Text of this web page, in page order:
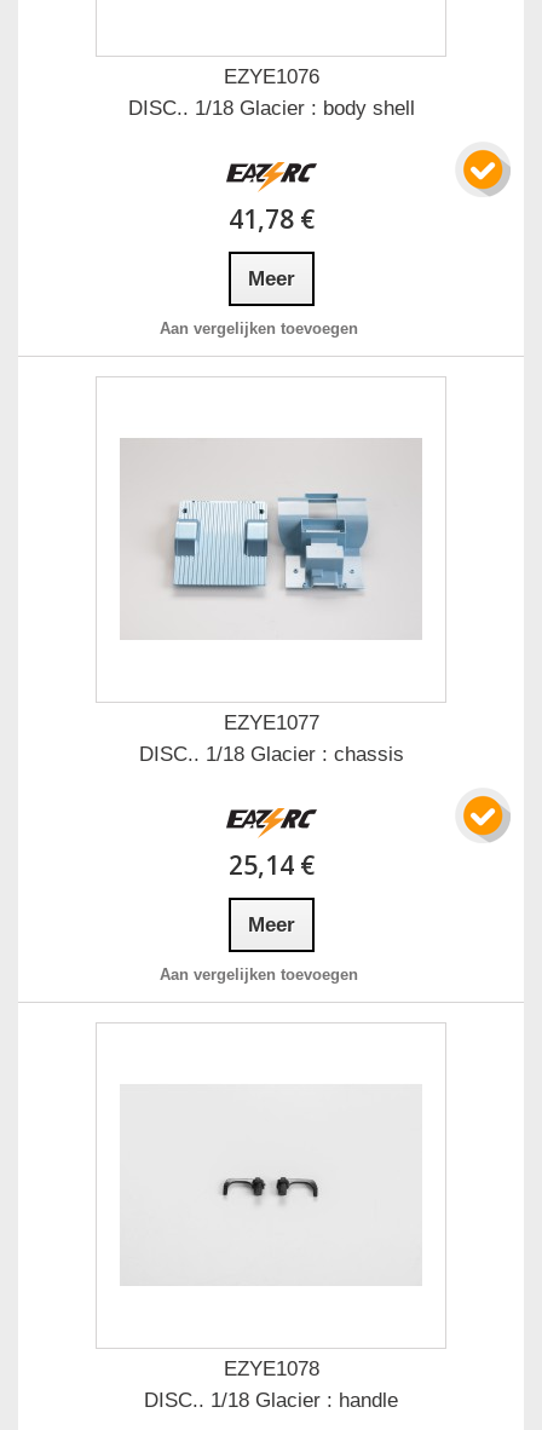
EZYE1076
DISC.. 1/18 Glacier : body shell
41,78 €
Meer
Aan vergelijken toevoegen
EZYE1077
DISC.. 1/18 Glacier : chassis
25,14 €
Meer
Aan vergelijken toevoegen
EZYE1078
DISC.. 1/18 Glacier : handle